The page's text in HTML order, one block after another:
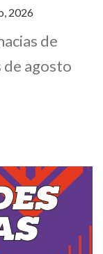
2026
de
de agosto